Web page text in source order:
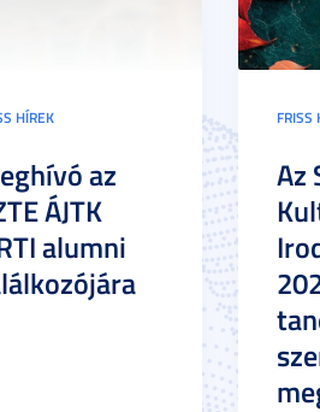
HÍREK
az
ÁJTK
alumni
FRISS
Az